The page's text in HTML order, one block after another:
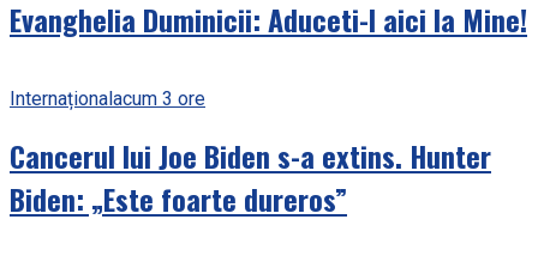
Evanghelia Duminicii: Aduceti-l aici la Mine!
Internațional acum 3 ore
Cancerul lui Joe Biden s-a extins. Hunter
Biden: „Este foarte dureros”